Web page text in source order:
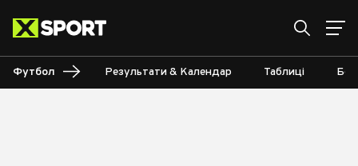
Футбол Результати & Календар Таблиці